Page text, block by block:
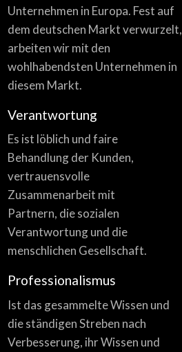
Unternehmen in Europa. Fest auf
dem deutschen Markt verwurzelt,
arbeiten wir mit den
wohlhabendsten Unternehmen in
diesem Markt.
Verantwortung
Es ist löblich und faire
Behandlung der Kunden,
vertrauensvolle
Zusammenarbeit mit
Partnern, die sozialen
Verantwortung und die
menschlichen Gesellschaft.
Professionalismus
Ist das gesammelte Wissen und
die ständigen Streben nach
Verbesserung, ihr Wissen und